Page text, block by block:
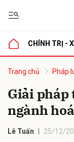
CHÍNH TRỊ -
Trang chủ Pháp
Giải pháp
ngành
Lê Tuấn 25/12/
luận